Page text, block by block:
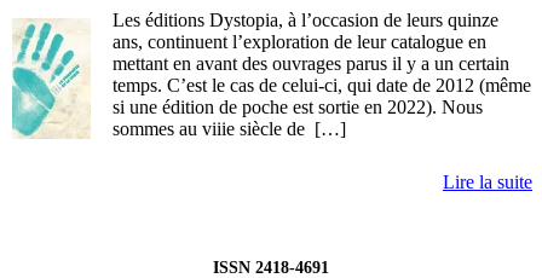
Les éditions Dystopia, à l’occasion de leurs quinze
ans, continuent l’exploration de leur catalogue en
mettant en avant des ouvrages parus il y a un certain
temps. C’est le cas de celui-ci, qui date de 2012 (même
si une édition de poche est sortie en 2022). Nous
sommes au viiie siècle de […]
Lire la suite
ISSN 2418-4691